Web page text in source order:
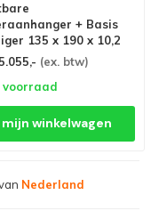
+ Basis
135 x 190 x 10,2
5.055,- (ex. btw)
voorraad
mijn winkelwagen
Nederland